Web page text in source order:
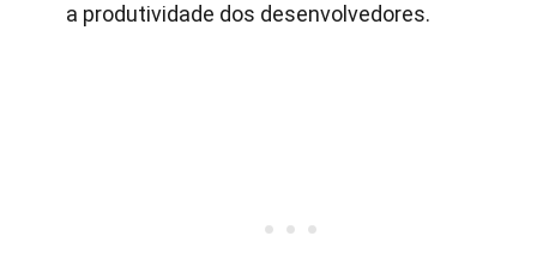
a produtividade dos desenvolvedores.